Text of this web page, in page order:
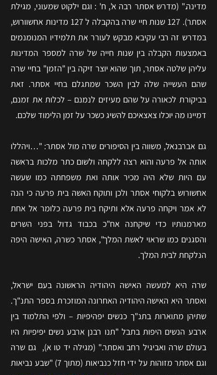
מדינה." (מדרש אסתר רבה א', ח' : וגם ילקוט שמעוני, מגילת
אסתר). 127 שנות חיי שרה בהקבלה ל 127 מדינות אחשוורוש,
במדרש זה רבי עקיבא מבקש לעורר את תלמידיו המנומנמים
באמצעות הקבלה בין שנות חייה של שרה למספר המדינות
עליהן שלטה אסתר, תוך שהוא יוצר זיקה בין "הזמן" בחיי שרה
שהם העשייה שלה לבין השכר שמתגלם בחיי אסתר. זאת
בביקורת לכאורה על שהם מעיזים לנמנם – לכלות את זמנם,
דמיינו מה יוכלו צאצאיכם להשיג כשכר על זמן הלימוד שלכם.
גם אברבנאל, משווה בין הסיפורים שרה מול אסתר: "…ויהללו
אותה אל פרעה והוא רצה ללקחה ולשום כתר מלכות בראשה
עם היות שלא היה מכיר אותה ואת משפחתה כמו שעשה
אחשורוש בלקוחי אסתר ולכן ותוקח האשה בית פרעה כי הנה
לא אמר ויקחה פרעה אלא ותיקח בית פרעה כלומר אל אחת
מארמנותיו כדי שיקחנה אח"כ בכבוד גדול בפני השרים
והסגנים כמו שראוי לאשת המלך", אסתר כשרה, האישה היפה
הנלקחת לבית המלך.
שרה היא למעשה האישה היהודיה הראשונה בעם ישראל,
ואסתר היא האישה היהודיה האחרונה המוזכרת בספר התנ"ך.
שתיהן מתוארות בתנ"ך כנשים יפהיפיות – ולפי התלמוד בין
ארבע הנשים היפות בתבל "תנו רבנן ארבע נשים יפיפיות היו
בעולם שרה ואביגיל רחב ואסתר." (מגילה יד טו א), גם שרה
וגם אסתר מזוהות על ידי חזל כנביאות (מתוך 7) "שבע נביאות